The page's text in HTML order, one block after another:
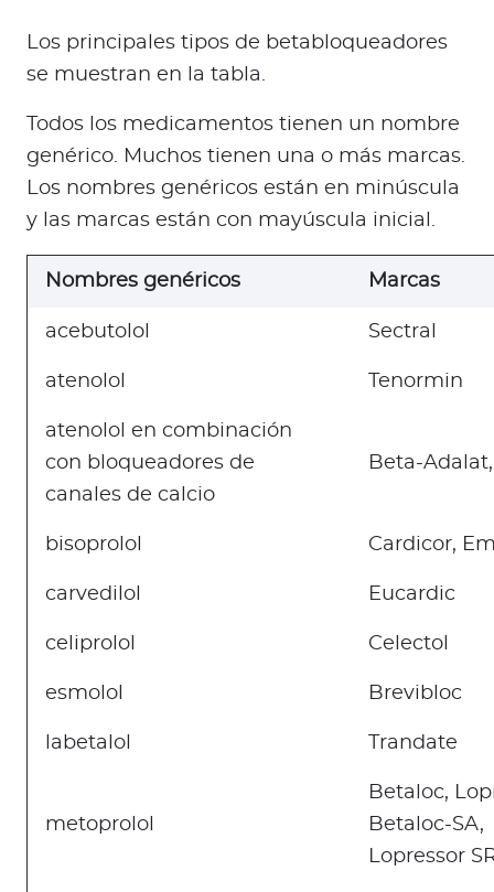
Los principales tipos de betabloqueadores
se muestran en la tabla.
Todos los medicamentos tienen un nombre
genérico. Muchos tienen una o más marcas.
Los nombres genéricos están en minúscula
y las marcas están con mayúscula inicial.
Nombres genéricos Marcas
acebutolol Sectral
atenolol Tenormin
atenolol en combinación
con bloqueadores de
canales de calcio
Beta-
bisoprolol Cardicor,
carvedilol Eucardic
celiprolol Celectol
esmolol Brevibloc
labetalol Trandate
metoprolol
Betaloc,
Betaloc-SA,
Lopressor